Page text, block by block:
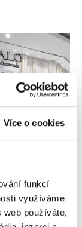
Více o cookies
funkcí
využíváme
web používáte,